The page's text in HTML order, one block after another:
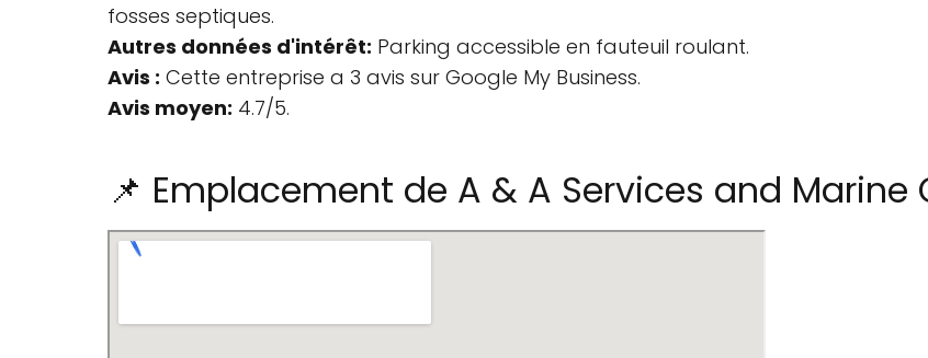
fosses septiques.
Autres données d'intérêt: Parking accessible en fauteuil roulant.
Avis : Cette entreprise a 3 avis sur Google My Business.
Avis moyen: 4.7/5.
📌 Emplacement de A & A Services and